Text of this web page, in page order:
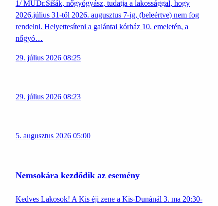
1/ MUDr.Šišák, nőgyógyász, tudatja a lakossággal, hogy
2026.július 31-től 2026. augusztus 7-ig, (beleértve) nem fog
rendelni. Helyettesíteni a galántai kórház 10. emeletén, a
nőgyó…
29. július 2026 08:25
29. július 2026 08:23
5. augusztus 2026 05:00
Nemsokára kezdődik az esemény
Kedves Lakosok! A Kis éji zene a Kis-Dunánál 3. ma 20:30-